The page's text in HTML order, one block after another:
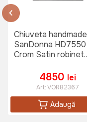
Chiuveta handmade
SanDonna HD7550
Crom Satin robinet
4850 lei
Art:VOR82367
Adaugă